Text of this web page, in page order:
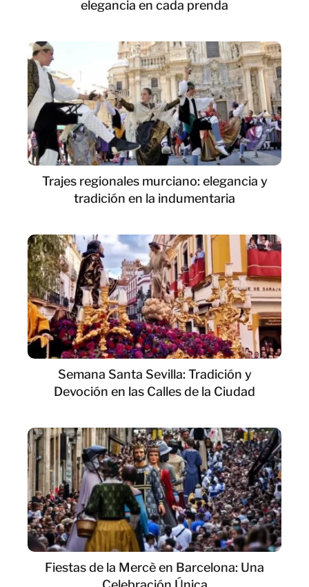
elegancia en cada prenda
Trajes regionales murciano: elegancia y
tradición en la indumentaria
Semana Santa Sevilla: Tradición y
Devoción en las Calles de la Ciudad
Fiestas de la Mercè en Barcelona: Una